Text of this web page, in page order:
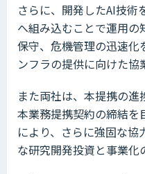
さらに、開発したAI技術
へ組み込むことで運用
保守、危機管理の迅速化
ンフラの提供に向けた協
また両社は、本提携の
本業務提携契約の締結を
により、さらに強固な協
な研究開発投資と事業化